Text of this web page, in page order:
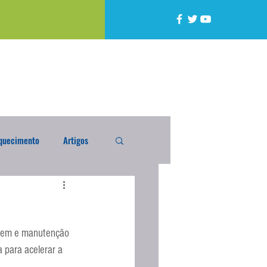
Artigos
Compra Exterior
Enquete
e manutenção
para acelerar a